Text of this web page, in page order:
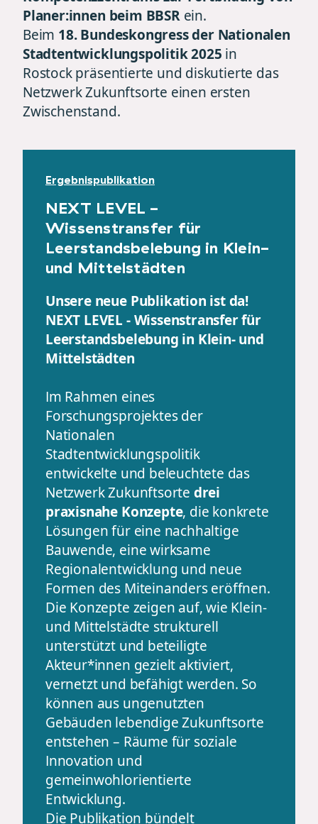
Planer:innen beim BBSRein.
Beim 18. Bundeskongress der Nationalen
Stadtentwicklungspolitik 2025 in
Rostock präsentierte und diskutierte das
Netzwerk Zukunftsorte einen ersten
Zwischenstand.
Ergebnispublikation
NEXT LEVEL -
Wissenstransfer für
Leerstandsbelebung in Klein-
und Mittelstädten
Unsere neue Publikation ist da!
NEXT LEVEL - Wissenstransfer für
Leerstandsbelebung in Klein- und
Mittelstädten
Im Rahmen eines
Forschungsprojektes der
Nationalen
Stadtentwicklungspolitik
entwickelte und beleuchtete das
Netzwerk Zukunftsorte drei
praxisnahe Konzepte, die konkrete
Lösungen für eine nachhaltige
Bauwende, eine wirksame
Regionalentwicklung und neue
Formen des Miteinanders eröffnen.
Die Konzepte zeigen auf, wie Klein-
und Mittelstädte strukturell
unterstützt und beteiligte
Akteur*innen gezielt aktiviert,
vernetzt und befähigt werden. So
können aus ungenutzten
Gebäuden lebendige Zukunftsorte
entstehen – Räume für soziale
Innovation und
gemeinwohlorientierte
Entwicklung.
Die Publikation bündelt